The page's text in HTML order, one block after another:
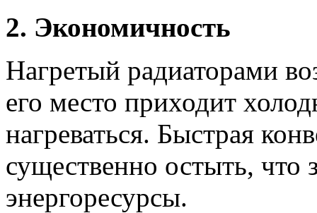
2. Экономичность
Нагретый радиаторами
его место приходит
нагреваться. Быстрая
существенно остыть, что
энергоресурсы.